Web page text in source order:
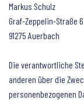
Markus Schulz
Graf-Zeppelin-Straße 6
91275 Auerbach
Die verantwortliche
anderen über die
personenbezogenen